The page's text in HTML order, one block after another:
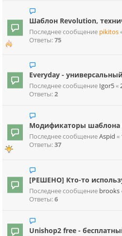
Шаблон Revolution,
Последнее сообщение pikitos
Ответы:75
Everyday -
Последнее сообщение Igor5«
Ответы:2
Модификаторы шаблона
Последнее сообщениеAspid «
Ответы:37
[РЕШЕНО] Кто-то
Последнее сообщение brooks
Ответы:6
Unishop2 free -